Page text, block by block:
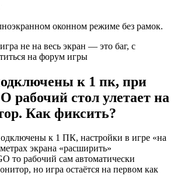
оконном режиме без рамок.
не на весь экран — это баг, с
на форум игры
к 1 пк, при
рабочий стол улетает на
Как фиксить?
к 1 ПК, настройки в игре «на
экрана «расширить»
то рабочий сам автоматически
но игра остаётся на первом как